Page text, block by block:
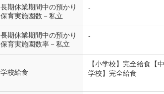
長期休業期間中の預かり
保育実施園数－私立
-
長期休業期間中の預かり
保育実施園数率－私立
-
学校給食
【小学校】完全給食【中
学校】完全給食